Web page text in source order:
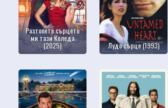
Разтопете сърцето
ми тази Коледа
(2025) Лудо сърце (1993)